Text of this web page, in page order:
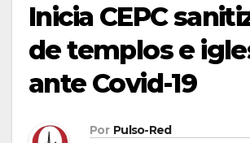
Inicia CEPC
de templos e
ante Covid-19
Por Pulso-Red